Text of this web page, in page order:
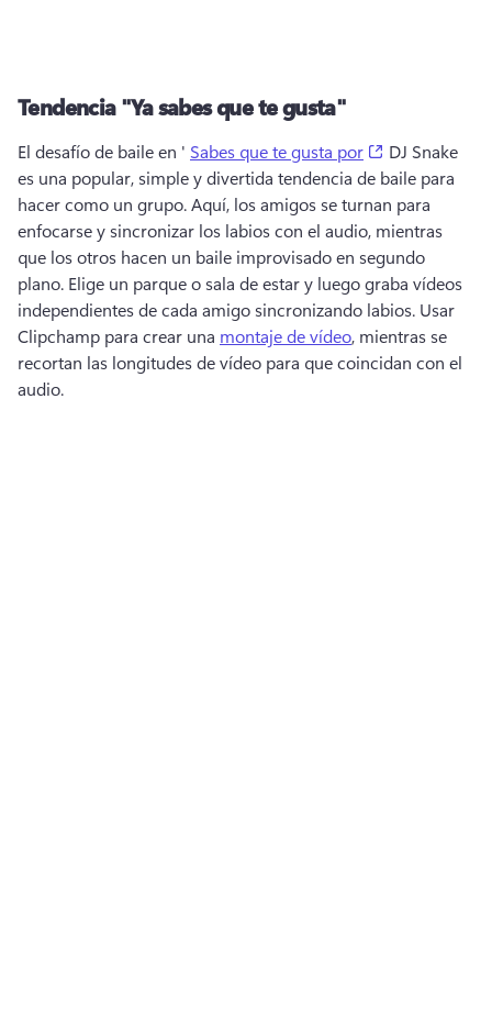
Tendencia "Ya sabes que te gusta"
El desafío de baile en ' Sabes que te gusta por (opens in a
DJ Snake
es una popular, simple y divertida tendencia de baile para
hacer como un grupo. Aquí, los amigos se turnan para
enfocarse y sincronizar los labios con el audio, mientras
que los otros hacen un baile improvisado en segundo
plano. Elige un parque o sala de estar y luego graba vídeos
independientes de cada amigo sincronizando labios. Usar
Clipchamp para crear una montaje de vídeo, mientras se
recortan las longitudes de vídeo para que coincidan con el
audio.